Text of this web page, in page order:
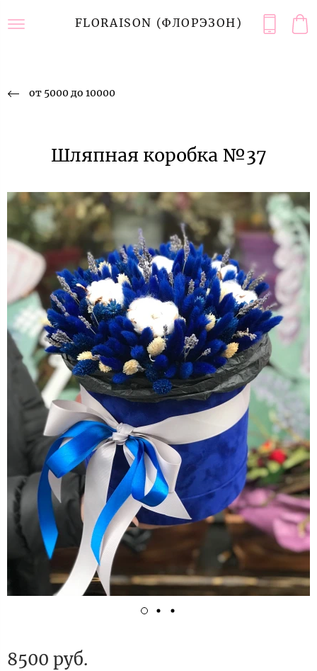
FLORAISON (ФЛОРЭЗОН)
от 5000 до 10000
Шляпная коробка №37
8500 руб.